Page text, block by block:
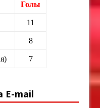
Голы
11
8
7
E-mail